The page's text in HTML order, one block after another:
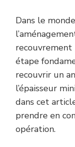
Dans le
étape
recouvrir un
l’épaisseur
dans cet
prendre en
opération.